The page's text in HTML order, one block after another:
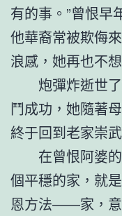
有的事。”曾恨早
他華裔常被欺侮
浪感，她再也不
炮彈炸逝世
鬥成功，她隨著
終于回到老家崇武
在曾恨阿婆
個平穩的家，就
恩方法——家，意